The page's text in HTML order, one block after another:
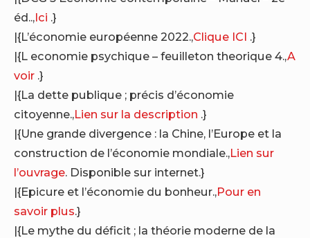
éd..,Ici .}
|{L’économie européenne 2022.,Clique ICI .}
|{L economie psychique – feuilleton theorique 4.,A
voir .}
|{La dette publique ; précis d’économie
citoyenne.,Lien sur la description .}
|{Une grande divergence : la Chine, l’Europe et la
construction de l’économie mondiale.,Lien sur
l’ouvrage. Disponible sur internet.}
|{Epicure et l’économie du bonheur.,Pour en
savoir plus.}
|{Le mythe du déficit ; la théorie moderne de la